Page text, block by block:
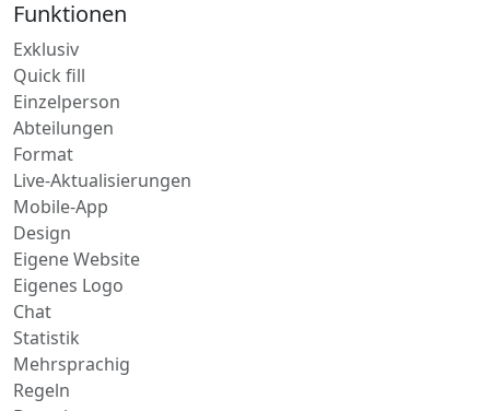
Funktionen
Exklusiv
Quick fill
Einzelperson
Abteilungen
Format
Live-Aktualisierungen
Mobile-App
Design
Eigene Website
Eigenes Logo
Chat
Statistik
Mehrsprachig
Regeln